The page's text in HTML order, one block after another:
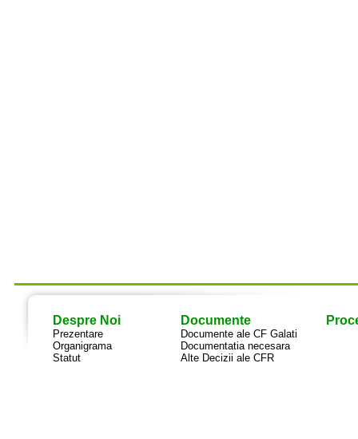
Despre Noi
Prezentare
Organigrama
Statut
Documente
Documente ale CF Galati
Documentatia necesara
Alte Decizii ale CFR